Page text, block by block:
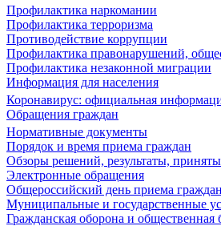
Профилактика наркомании
Профилактика терроризма
Противодействие коррупции
Профилактика правонарушений,
Профилактика незаконной миграции
Информация для населения
Коронавирус: официальная
Обращения граждан
Нормативные документы
Порядок и время приема граждан
Обзоры решений, результаты,
Электронные обращения
Общероссийский день приема граждан
Муниципальные и государственные
Гражданская оборона и общественная